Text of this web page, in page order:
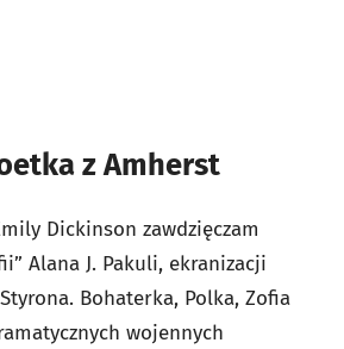
z Amherst
Dickinson zawdzięczam
Alana J. Pakuli, ekranizacji
Bohaterka, Polka, Zofia
wojennych